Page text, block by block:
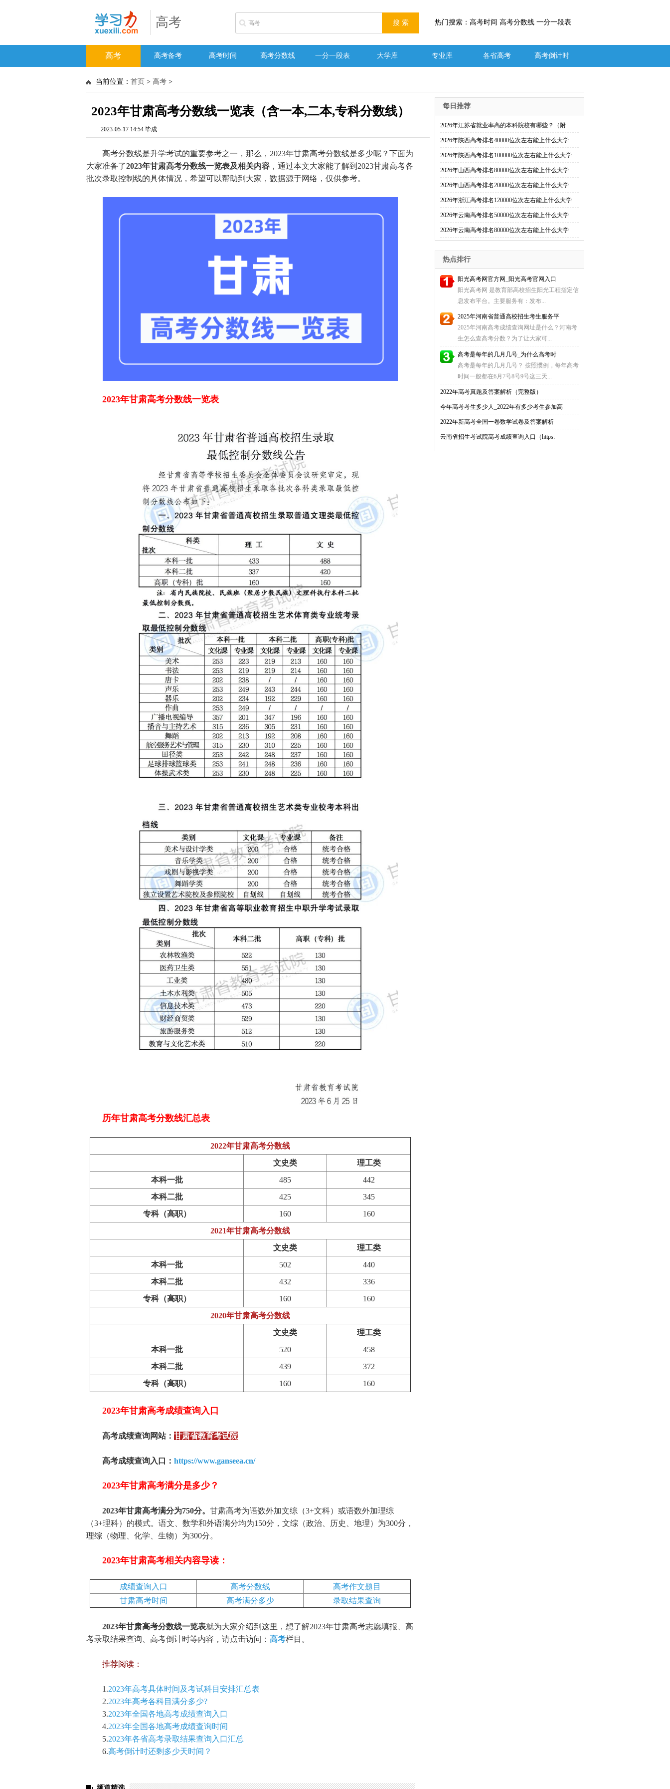
高考 热门搜索：高考时间 高考分数线 一分一段表
高考 高考备考 高考时间 高考分数线 一分一段表 大学库 专业库 各省高考 高考倒计时
当前位置： 首页 > 高考 >
2023年甘肃高考分数线一览表（含一本,二本,专科分数线）
2023-05-17 14:54 毕成
高考分数线是升学考试的重要参考之一，那么，2023年甘肃高考分数线是多少呢？下面为
大家准备了2023年甘肃高考分数线一览表及相关内容 ，通过本文大家能了解到2023甘肃高考各
批次录取控制线的具体情况，希望可以帮助到大家，数据源于网络，仅供参考。
2023年甘肃高考分数线一览表
历年甘肃高考分数线汇总表
2022年甘肃高考分数线
文史类
理工类
本科一批
485
442
本科二批
425
345
专科（高职）
160
160
2021年甘肃高考分数线
文史类
理工类
本科一批
502
440
本科二批
432
336
专科（高职）
160
160
2020年甘肃高考分数线
文史类
理工类
本科一批
520
458
本科二批
439
372
专科（高职）
160 160
2023年甘肃高考成绩查询入口
高考成绩查询网站： 甘肃省教育考试院
高考成绩查询入口： https://www.ganseea.cn/
2023年甘肃高考满分是多少？
2023年甘肃高考满分为750分。 甘肃高考为语数外加文综（3+文科）或语数外加理综
（3+理科）的模式。语文、数学和外语满分均为150分，文综（政治、历史、地理）为300分，
理综（物理、化学、生物）为300分。
2023年甘肃高考相关内容导读：
成绩查询入口 高考分数线
高考作文题目
甘肃高考时间
高考满分多少 录取结果查询
2023年甘肃高考分数线一览表就为大家介绍到这里，想了解2023年甘肃高考志愿填报、高
考录取结果查询、高考倒计时等内容，请点击访问： 高考栏目。
推荐阅读：
1.2023年高考具体时间及考试科目安排汇总表
2.2023年高考各科目满分多少?
3.2023年全国各地高考成绩查询入口
4.2023年全国各地高考成绩查询时间
5.2023年各省高考录取结果查询入口汇总
6.高考倒计时还剩多少天时间？
每日推荐
2026年江苏省就业率高的本科院校有哪些？（附
2026年陕西高考排名40000位次左右能上什么大学
2026年陕西高考排名100000位次左右能上什么大学
2026年山西高考排名80000位次左右能上什么大学
2026年山西高考排名20000位次左右能上什么大学
2026年浙江高考排名120000位次左右能上什么大学
2026年云南高考排名50000位次左右能上什么大学
2026年云南高考排名80000位次左右能上什么大学
热点排行
阳光高考网官方网_阳光高考官网入口
阳光高考网 是教育部高校招生阳光工程指定信
息发布平台。主要服务有：发布...
2025年河南省普通高校招生考生服务平
2025年河南高考成绩查询网址是什么？河南考
生怎么查高考分数？为了让大家可...
高考是每年的几月几号_为什么高考时
高考是每年的几月几号？ 按照惯例，每年高考
时间一般都在6月7号8号9号这三天...
2022年高考真题及答案解析（完整版）
今年高考考生多少人_2022年有多少考生参加高
2022年新高考全国一卷数学试卷及答案解析
云南省招生考试院高考成绩查询入口（https: